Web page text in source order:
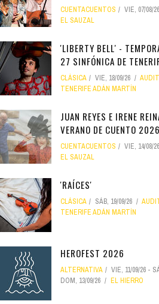
CUENTACUENTOS VIE, 07/08/26
EL SAUZAL
'LIBERTY BELL' -
27 SINFÓNICA DE
CLÁSICA VIE, 18/09/26
TENERIFE ADÁN MARTÍN
JUAN REYES E IRENE
VERANO DE CUENTO 2026
CUENTACUENTOS VIE, 14/08/26
EL SAUZAL
'RAÍCES'
CLÁSICA SÁB, 19/09/26
TENERIFE ADÁN MARTÍN
HEROFEST 2026
ALTERNATIVA VIE, 11/09/26 -
DOM, 13/09/26
EL HIERRO